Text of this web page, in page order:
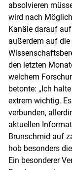
absolvieren
wird nach
Kanäle darauf
außerdem auf
den letzten
welchem
betonte: „Ich
extrem wichtig.
verbunden,
aktuellen
Brunschmid auf
hob besonders
Ein besonderer